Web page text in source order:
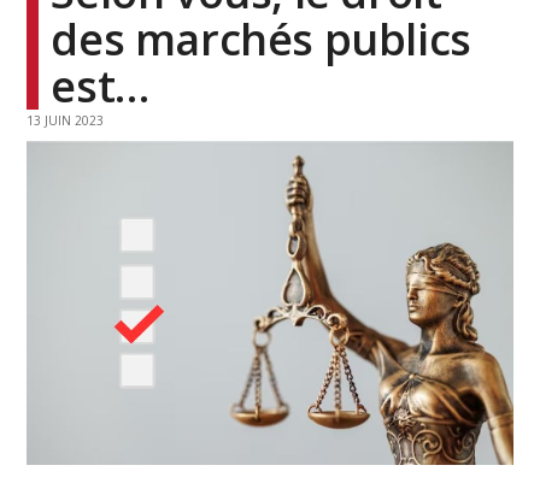
des marchés publics
est…
13 JUIN 2023